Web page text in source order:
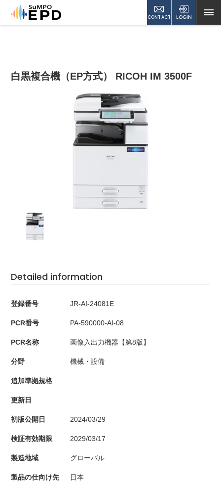
CONTACT LOGIN
白黒複合機（EP方式） RICOH IM 3500F
Detailed information
登録番号 JR-AI-24081E
PCR番号 PA-590000-AI-08
PCR名称 画像入出力機器【第8版】
分野 機械・設備
追加準拠規格
更新日
初版公開日 2024/03/29
検証有効期限 2029/03/17
製造地域 グローバル
製品の仕向け先 日本